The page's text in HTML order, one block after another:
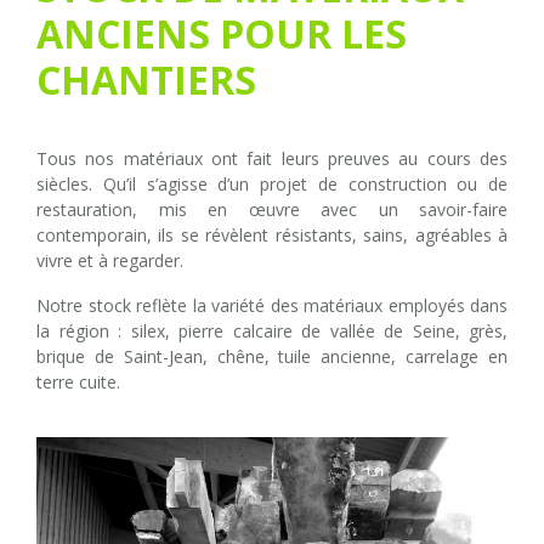
ANCIENS POUR LES
CHANTIERS
Tous nos matériaux ont fait leurs preuves au cours des
siècles. Qu’il s’agisse d’un projet de construction ou de
restauration, mis en œuvre avec un savoir-faire
contemporain, ils se révèlent résistants, sains, agréables à
vivre et à regarder.
Notre stock reflète la variété des matériaux employés dans
la région : silex, pierre calcaire de vallée de Seine, grès,
brique de Saint-Jean, chêne, tuile ancienne, carrelage en
terre cuite.